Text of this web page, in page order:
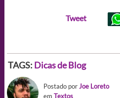
Tweet
TAGS: Dicas de Blog
Postado porJoe Loreto
em Textos